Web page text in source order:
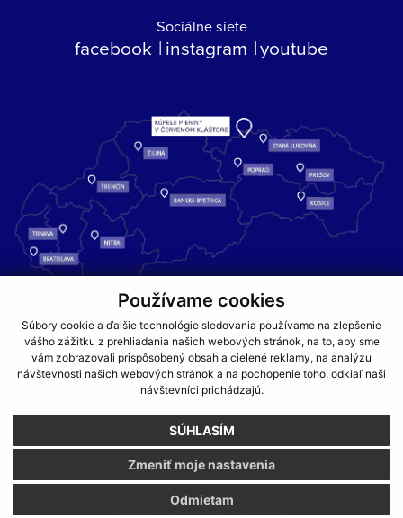
Používame cookies
Súbory cookie a ďalšie technológie sledovania používame na zlepšenie
vášho zážitku z prehliadania našich webových stránok, na to, aby sme
vám zobrazovali prispôsobený obsah a cielené reklamy, na analýzu
návštevnosti našich webových stránok a na pochopenie toho, odkiaľ naši
návštevníci prichádzajú.
SÚHLASÍM
Odmietam
Zmeniť moje nastavenia
Sociálne siete
facebook instagram youtube
Kúpele Pieniny – miesto, kde sa príroda stretáva s liečivou silou
vody a oddychom pre telo aj dušu.
GDPR COOKIES PARTNERI
JEDÁLNY LÍSTOK
CENNÍKY
NA ZAČIATOK STRÁNKY
WEBDESIGN WEBEX.DIGITAL
REZERVOVAŤ UBYTOVANIE